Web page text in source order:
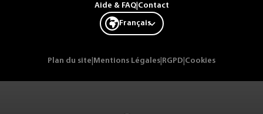
Aide & FAQ| Contact
Français
Plan du site Mentions Légales RGPD Cookies